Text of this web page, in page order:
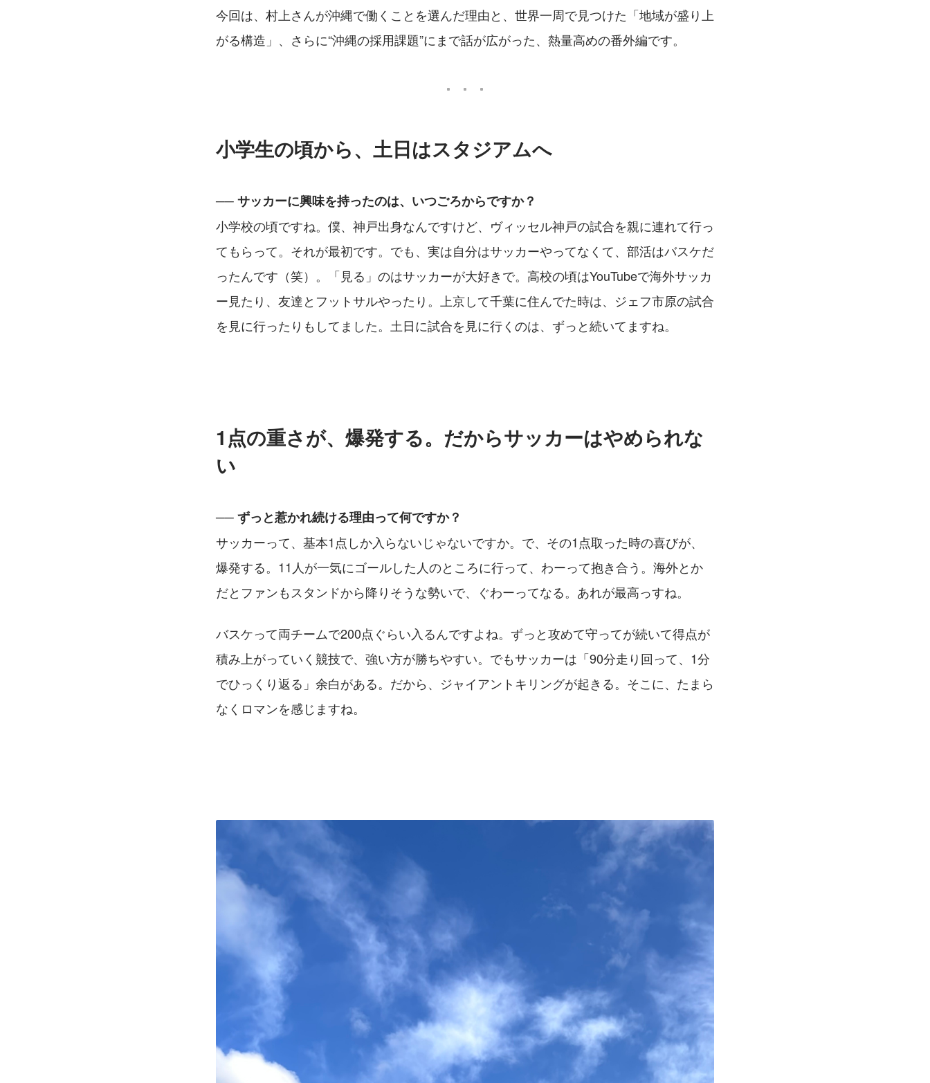
今回は、村上さんが沖縄で働くことを選んだ理由と、世界一周で見つけた「地域が盛り上
がる構造」、さらに“沖縄の採用課題”にまで話が広がった、熱量高めの番外編です。
小学生の頃から、土日はスタジアムへ
── サッカーに興味を持ったのは、いつごろからですか？
小学校の頃ですね。僕、神戸出身なんですけど、ヴィッセル神戸の試合を親に連れて行っ
てもらって。それが最初です。でも、実は自分はサッカーやってなくて、部活はバスケだ
ったんです（笑）。「見る」のはサッカーが大好きで。高校の頃はYouTubeで海外サッカ
ー見たり、友達とフットサルやったり。上京して千葉に住んでた時は、ジェフ市原の試合
を見に行ったりもしてました。土日に試合を見に行くのは、ずっと続いてますね。
1点の重さが、爆発する。だからサッカーはやめられな
い
── ずっと惹かれ続ける理由って何ですか？
サッカーって、基本1点しか入らないじゃないですか。で、その1点取った時の喜びが、
爆発する。11人が一気にゴールした人のところに行って、わーって抱き合う。海外とか
だとファンもスタンドから降りそうな勢いで、ぐわーってなる。あれが最高っすね。
バスケって両チームで200点ぐらい入るんですよね。ずっと攻めて守ってが続いて得点が
積み上がっていく競技で、強い方が勝ちやすい。でもサッカーは「90分走り回って、1分
でひっくり返る」余白がある。だから、ジャイアントキリングが起きる。そこに、たまら
なくロマンを感じますね。